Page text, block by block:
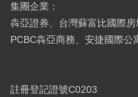
集團企業：
犇亞證券、台灣蘇富比國際房
PCBC犇亞商務、安捷國際公
註冊登記證號C0203